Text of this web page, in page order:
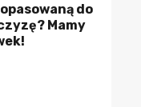
do
Mamy